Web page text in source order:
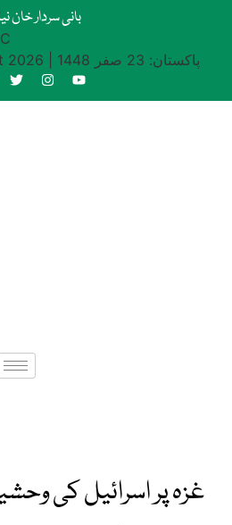
بانی سردار خان
2026
پاکستان: 23 صفر 1448
غزہ پر اسرائیل کی